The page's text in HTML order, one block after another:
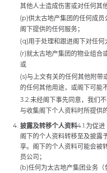
其他人士造成伤害或对任何其
(p)供太古地产集团的任何成
阁下提供的任何服务；
(q)用于处理和跟进阁下对任何
(r)就太古地产集团的物业组合
或
(s)与上文有关的任何其他附带
的任何其他用途，或阁下可能
3.2.未经阁下事先同意，我们
与收集阁下个人资料时所提供
披露及转移个人资料4.1.为促
阁下的个人资料转移至及披露
享。阁下的个人资料可能会被
员公司；
(b)任何为太古地产集团业务